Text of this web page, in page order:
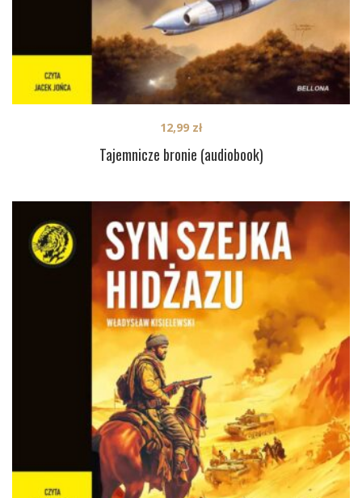
Tajemnicze bronie (audiobook)
12,99 zł